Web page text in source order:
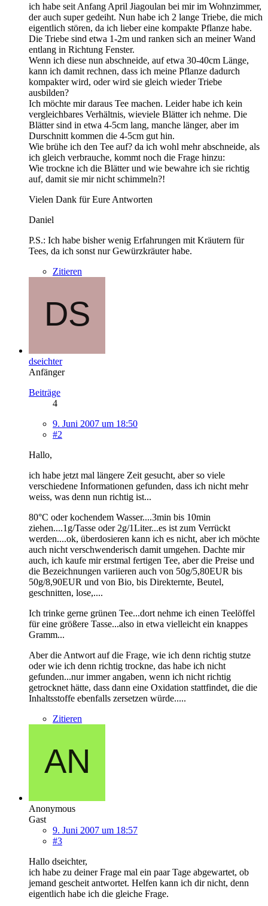
ich habe seit Anfang April Jiagoulan bei mir im Wohnzimmer,
der auch super gedeiht. Nun habe ich 2 lange Triebe, die mich
eigentlich stören, da ich lieber eine kompakte Pflanze habe.
Die Triebe sind etwa 1-2m und ranken sich an meiner Wand
entlang in Richtung Fenster.
Wenn ich diese nun abschneide, auf etwa 30-40cm Länge,
kann ich damit rechnen, dass ich meine Pflanze dadurch
kompakter wird, oder wird sie gleich wieder Triebe
ausbilden?
Ich möchte mir daraus Tee machen. Leider habe ich kein
vergleichbares Verhältnis, wieviele Blätter ich nehme. Die
Blätter sind in etwa 4-5cm lang, manche länger, aber im
Durschnitt kommen die 4-5cm gut hin.
Wie brühe ich den Tee auf? da ich wohl mehr abschneide, als
ich gleich verbrauche, kommt noch die Frage hinzu:
Wie trockne ich die Blätter und wie bewahre ich sie richtig
auf, damit sie mir nicht schimmeln?!
Vielen Dank für Eure Antworten
Daniel
P.S.: Ich habe bisher wenig Erfahrungen mit Kräutern für
Tees, da ich sonst nur Gewürzkräuter habe.
Zitieren
dseichter
Anfänger
Beiträge
4
9. Juni 2007 um 18:50
#2
Hallo,
ich habe jetzt mal längere Zeit gesucht, aber so viele
verschiedene Informationen gefunden, dass ich nicht mehr
weiss, was denn nun richtig ist...
80°C oder kochendem Wasser....3min bis 10min
ziehen....1g/Tasse oder 2g/1Liter...es ist zum Verrückt
werden....ok, überdosieren kann ich es nicht, aber ich möchte
auch nicht verschwenderisch damit umgehen. Dachte mir
auch, ich kaufe mir erstmal fertigen Tee, aber die Preise und
die Bezeichnungen variieren auch von 50g/5,80EUR bis
50g/8,90EUR und von Bio, bis Direkternte, Beutel,
geschnitten, lose,....
Ich trinke gerne grünen Tee...dort nehme ich einen Teelöffel
für eine größere Tasse...also in etwa vielleicht ein knappes
Gramm...
Aber die Antwort auf die Frage, wie ich denn richtig stutze
oder wie ich denn richtig trockne, das habe ich nicht
gefunden...nur immer angaben, wenn ich nicht richtig
getrocknet hätte, dass dann eine Oxidation stattfindet, die die
Inhaltsstoffe ebenfalls zersetzen würde.....
Zitieren
Anonymous
Gast
9. Juni 2007 um 18:57
#3
Hallo dseichter,
ich habe zu deiner Frage mal ein paar Tage abgewartet, ob
jemand gescheit antwortet. Helfen kann ich dir nicht, denn
eigentlich habe ich die gleiche Frage.